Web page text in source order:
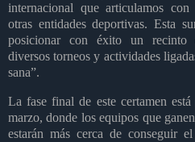
internacional que articulamos
otras entidades deportivas. Esta
posicionar con éxito un recinto
diversos torneos y actividades
sana”.
La fase final de este certamen
marzo, donde los equipos que
estarán más cerca de conseguir